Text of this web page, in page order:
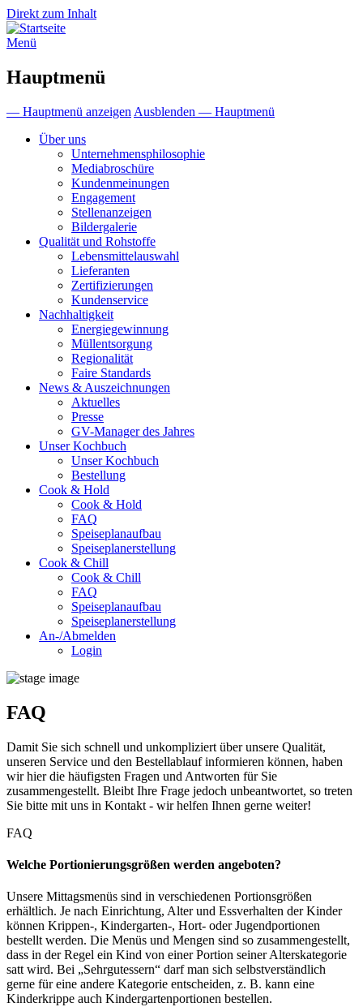
Direkt zum Inhalt
Menü
Hauptmenü
— Hauptmenü anzeigen Ausblenden — Hauptmenü
Über uns
Unternehmensphilosophie
Mediabroschüre
Kundenmeinungen
Engagement
Stellenanzeigen
Bildergalerie
Qualität und Rohstoffe
Lebensmittelauswahl
Lieferanten
Zertifizierungen
Kundenservice
Nachhaltigkeit
Energiegewinnung
Müllentsorgung
Regionalität
Faire Standards
News & Auszeichnungen
Aktuelles
Presse
GV-Manager des Jahres
Unser Kochbuch
Unser Kochbuch
Bestellung
Cook & Hold
Cook & Hold
FAQ
Speiseplanaufbau
Speiseplanerstellung
Cook & Chill
Cook & Chill
FAQ
Speiseplanaufbau
Speiseplanerstellung
An-/Abmelden
Login
FAQ
Damit Sie sich schnell und unkompliziert über unsere Qualität,
unseren Service und den Bestellablauf informieren können, haben
wir hierdie häufigsten Fragen und Antworten für Sie
zusammengestellt. Bleibt Ihre Frage jedoch unbeantwortet, so treten
Sie bitte mit uns in Kontakt - wir helfen Ihnen gerne weiter!
FAQ
Welche Portionierungsgrößen werden angeboten?
Unsere Mittagsmenüs sind in verschiedenen Portionsgrößen
erhältlich. Je nach Einrichtung, Alter und Essverhalten der Kinder
können Krippen-, Kindergarten-, Hort- oder Jugendportionen
bestellt werden. Die Menüs und Mengen sind so zusammengestellt,
dass in der Regel ein Kind von einer Portion seiner Alterskategorie
satt wird. Bei „Sehrgutessern“ darf man sich selbstverständlich
gerne für eine andere Kategorie entscheiden, z. B. kann eine
Kinderkrippe auch Kindergartenportionen bestellen.